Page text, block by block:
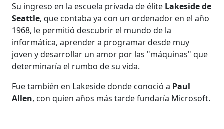
Su ingreso en la escuela privada de élite Lakeside de
Seattle, que contaba ya con un ordenador en el año
1968, le permitió descubrir el mundo de la
informática, aprender a programar desde muy
joven y desarrollar un amor por las "máquinas" que
determinaría el rumbo de su vida.
Fue también en Lakeside donde conoció a Paul
Allen, con quien años más tarde fundaría Microsoft.